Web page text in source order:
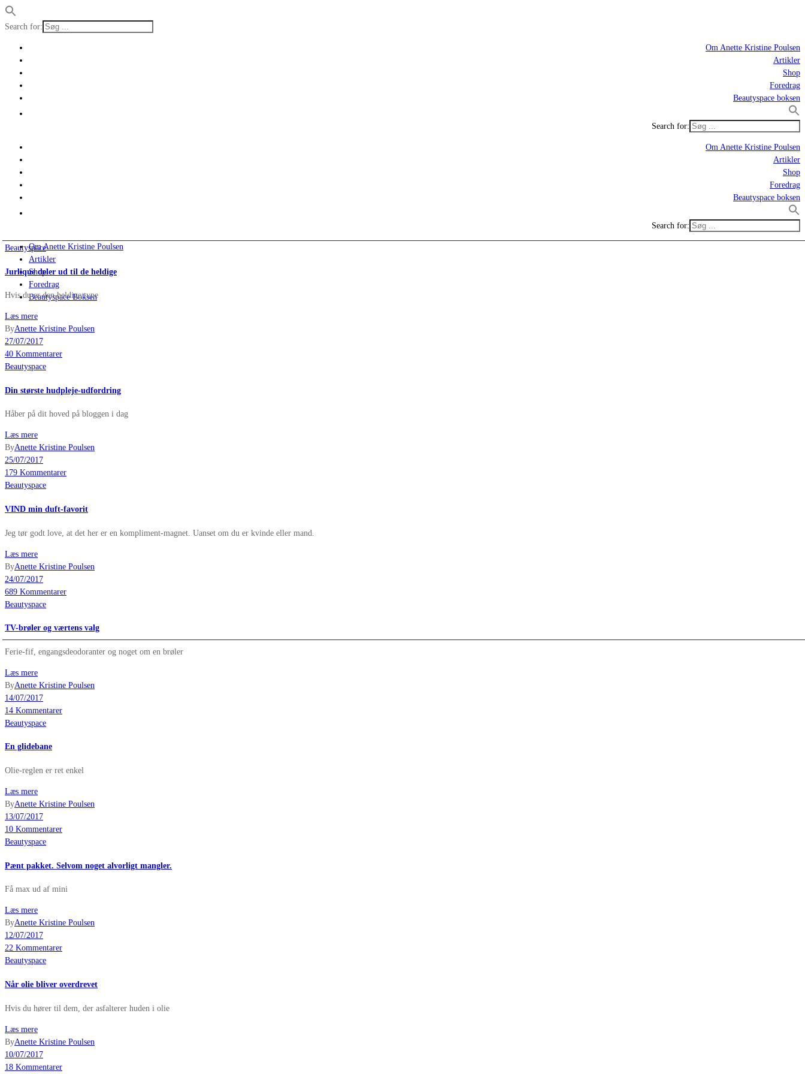
Search for:
Om Anette Kristine Poulsen
Artikler
Shop
Foredrag
Beautyspace boksen
Search for:
Om Anette Kristine Poulsen
Artikler
Shop
Foredrag
Beautyspace boksen
Search for:
Om Anette Kristine Poulsen
Artikler
Shop
Foredrag
Beautyspace Boksen
Beautyspace
Jurlique deler ud til de heldige
Hvis du er den heldige type
Læs mere
ByAnette Kristine Poulsen
27/07/2017
40 Kommentarer
Beautyspace
Din største hudpleje-udfordring
Håber på dit hoved på bloggen i dag
Læs mere
ByAnette Kristine Poulsen
25/07/2017
179 Kommentarer
Beautyspace
VIND min duft-favorit
Jeg tør godt love, at det her er en kompliment-magnet. Uanset om du er kvinde eller mand.
Læs mere
ByAnette Kristine Poulsen
24/07/2017
689 Kommentarer
Beautyspace
TV-brøler og værtens valg
Ferie-fif, engangsdeodoranter og noget om en brøler
Læs mere
ByAnette Kristine Poulsen
14/07/2017
14 Kommentarer
Beautyspace
En glidebane
Olie-reglen er ret enkel
Læs mere
ByAnette Kristine Poulsen
13/07/2017
10 Kommentarer
Beautyspace
Pænt pakket. Selvom noget alvorligt mangler.
Få max ud af mini
Læs mere
ByAnette Kristine Poulsen
12/07/2017
22 Kommentarer
Beautyspace
Når olie bliver overdrevet
Hvis du hører til dem, der asfalterer huden i olie
Læs mere
ByAnette Kristine Poulsen
10/07/2017
18 Kommentarer